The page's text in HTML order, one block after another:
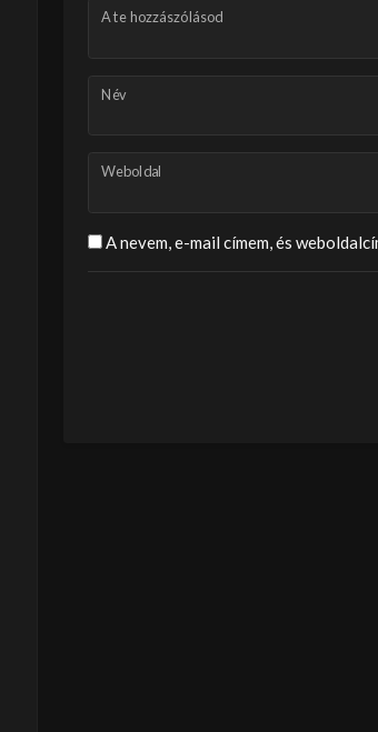
A te hozzászólásod
Név
Weboldal
A nevem, e-mail címem, és